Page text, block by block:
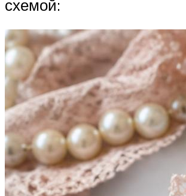
схемой: